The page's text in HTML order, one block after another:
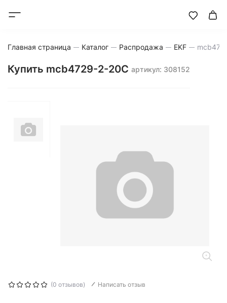
Главная страница Каталог Распродажа EKF
Купить mcb4729-2-20C артикул: 308152
(0 отзывов) Написать отзыв